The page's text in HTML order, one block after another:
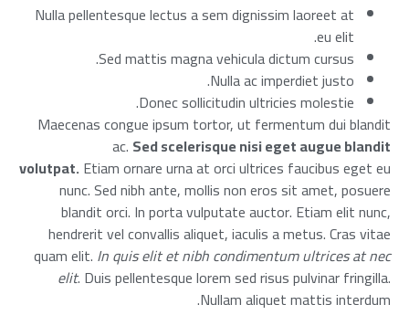
Nulla pellentesque lectus a sem dignissim laoreet at
eu elit.
Sed mattis magna vehicula dictum cursus.
Nulla ac imperdiet justo.
Donec sollicitudin ultricies molestie.
Maecenas congue ipsum tortor, ut fermentum dui blandit
ac. Sed scelerisque nisi eget augue blandit
volutpat.Etiam ornare urna at orci ultrices faucibus eget eu
nunc. Sed nibh ante, mollis non eros sit amet, posuere
blandit orci. In porta vulputate auctor. Etiam elit nunc,
hendrerit vel convallis aliquet, iaculis a metus. Cras vitae
quam elit. In quis elit et nibh condimentum ultrices at nec
elit. Duis pellentesque lorem sed risus pulvinar fringilla.
Nullam aliquet mattis interdum.